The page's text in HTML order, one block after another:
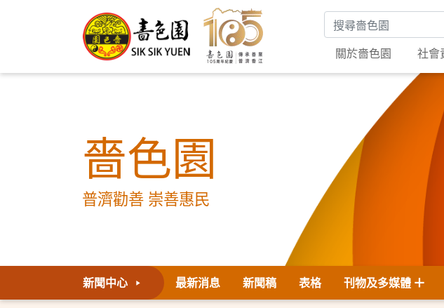
搜尋關鍵字
關於嗇色園
社會
嗇色園
普濟勸善 崇善惠民
新聞中心 最新消息 新聞稿 表格 刊物及多媒體